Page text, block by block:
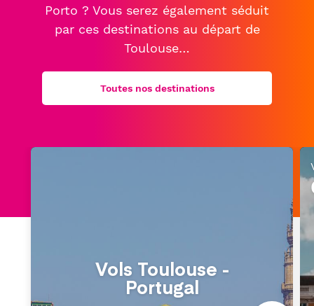
Porto ? Vous serez également séduit
par ces destinations au départ de
Toulouse…
Toutes nos destinations
Vols Toulouse -
Portugal